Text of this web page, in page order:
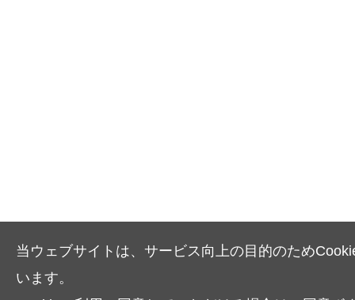
当ウェブサイトは、サービス向上の目的のため
います。